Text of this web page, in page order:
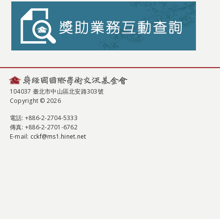
104037 臺北市中山區北安路303號
Copyright © 2026
電話: +886-2-2704-5333
傳真: +886-2-2701-6762
E-mail: cckf@ms1.hinet.net